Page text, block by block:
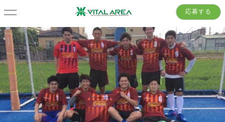
応募する